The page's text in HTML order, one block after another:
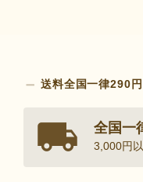
送料全国一律290円
全国一
3,000円